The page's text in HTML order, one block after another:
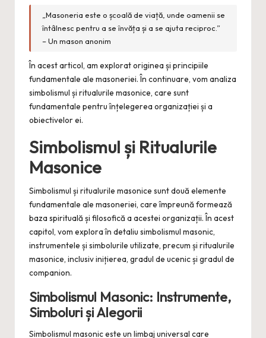
„Masoneria este o școală de viață, unde oamenii se
întâlnesc pentru a se învăța și a se ajuta reciproc.”
– Un mason anonim
În acest articol, am explorat originea și principiile
fundamentale ale masoneriei. În continuare, vom analiza
simbolismul și ritualurile masonice, care sunt
fundamentale pentru înțelegerea organizației și a
obiectivelor ei.
Simbolismul și Ritualurile
Masonice
Simbolismul și ritualurile masonice sunt două elemente
fundamentale ale masoneriei, care împreună formează
baza spirituală și filosofică a acestei organizații. În acest
capitol, vom explora în detaliu simbolismul masonic,
instrumentele și simbolurile utilizate, precum și ritualurile
masonice, inclusiv inițierea, gradul de ucenic și gradul de
companion.
Simbolismul Masonic: Instrumente,
Simboluri și Alegorii
Simbolismul masonic este un limbaj universal care